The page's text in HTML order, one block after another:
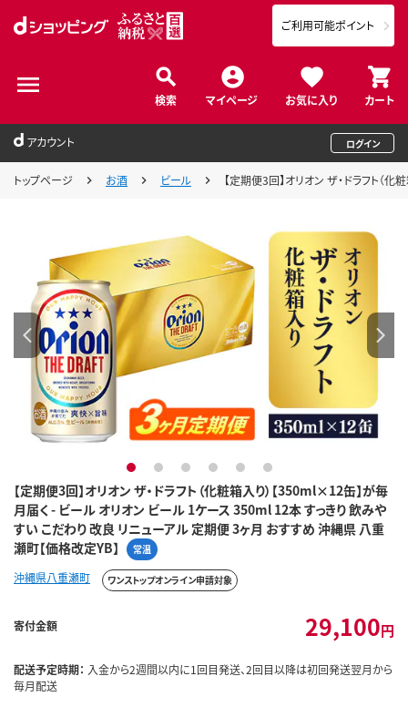
検索 マイページ お気に入り カート
ご利用可能ポイント
アカウント ログイン
トップページ お酒 ビール 【定期便3回】オリオン ザ・ドラフト
【定期便3回】オリオン ザ・ドラフト（化粧箱入り）【350ml×12缶】が毎
月届く - ビール オリオン ビール 1ケース 350ml 12本 すっきり 飲みや
すい こだわり 改良 リニューアル 定期便 3ヶ月 おすすめ 沖縄県 八重
瀬町【価格改定YB】
常温
1 2 3 4 5 6
沖縄県八重瀬町 ワンストップオンライン申請対象
寄付金額 29,100円
配送予定時期： 入金から2週間以内に1回目発送、2回目以降は初回発送翌月から
毎月配送